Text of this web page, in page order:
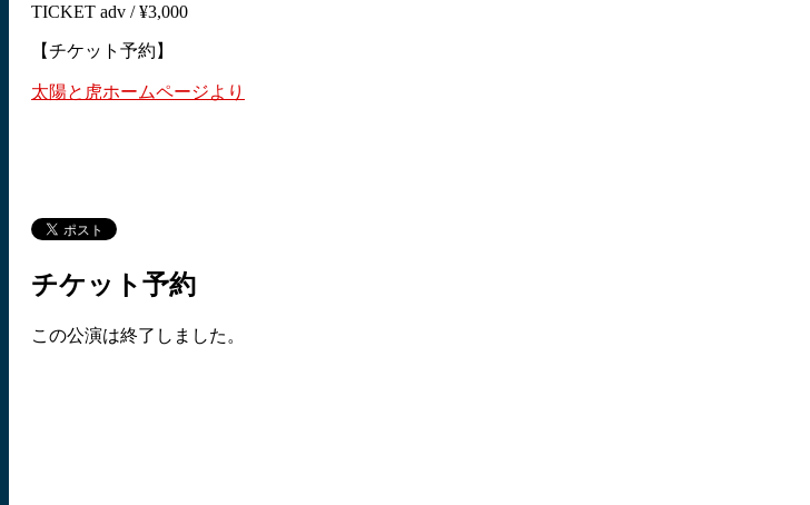
TICKET adv / ¥3,000
【チケット予約】
太陽と虎ホームページより
チケット予約
この公演は終了しました。